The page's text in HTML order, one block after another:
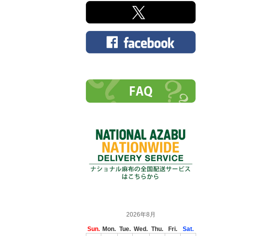
2026年8月
Sun. Mon. Tue. Wed. Thu. Fri.
Sat.